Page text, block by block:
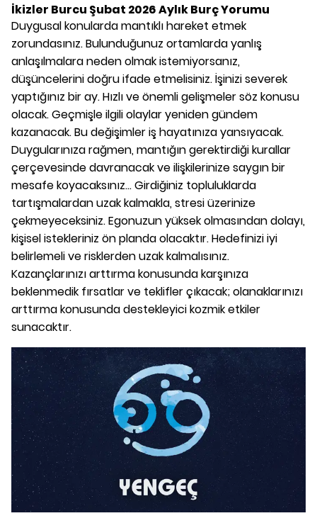
İkizler Burcu Şubat 2026 Aylık Burç Yorumu
Duygusal konularda mantıklı hareket etmek
zorundasınız. Bulunduğunuz ortamlarda yanlış
anlaşılmalara neden olmak istemiyorsanız,
düşüncelerini doğru ifade etmelisiniz. İşinizi severek
yaptığınız bir ay. Hızlı ve önemli gelişmeler söz konusu
olacak. Geçmişle ilgili olaylar yeniden gündem
kazanacak. Bu değişimler iş hayatınıza yansıyacak.
Duygularınıza rağmen, mantığın gerektirdiği kurallar
çerçevesinde davranacak ve ilişkilerinize saygın bir
mesafe koyacaksınız... Girdiğiniz topluluklarda
tartışmalardan uzak kalmakla, stresi üzerinize
çekmeyeceksiniz. Egonuzun yüksek olmasından dolayı,
kişisel istekleriniz ön planda olacaktır. Hedefinizi iyi
belirlemeli ve risklerden uzak kalmalısınız.
Kazançlarınızı arttırma konusunda karşınıza
beklenmedik fırsatlar ve teklifler çıkacak; olanaklarınızı
arttırma konusunda destekleyici kozmik etkiler
sunacaktır.